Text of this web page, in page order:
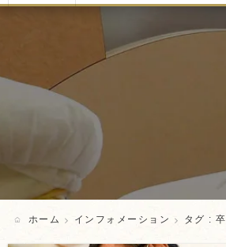
審美歯科とは
ホワイトニング
口元美人
ホーム インフォメーション タグ :